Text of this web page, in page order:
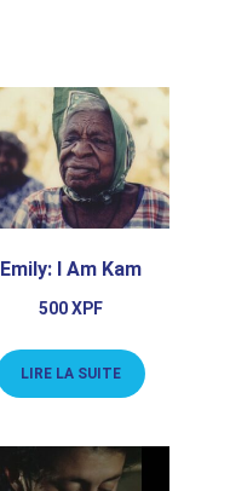
Emily: I Am Kam
500XPF
LIRE LA SUITE